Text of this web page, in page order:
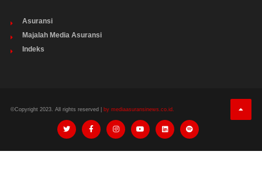
Asuransi
Majalah Media Asuransi
Indeks
©Copyright 2023. All rights reserved | by mediaasuransinews.co.id.